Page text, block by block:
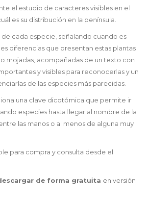
el estudio de caracteres visibles en el
es su distribución en la península.
de cada especie, señalando cuando es
diferencias que presentan estas plantas
mojadas, acompañadas de un texto con
y visibles para reconocerlas y un
de las especies más parecidas.
una clave dicotómica que permite ir
especies hasta llegar al nombre de la
las manos o al menos de alguna muy
para compra y consulta desde el
de forma gratuita en versión